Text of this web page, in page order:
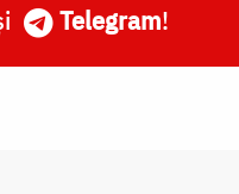
Telegram!